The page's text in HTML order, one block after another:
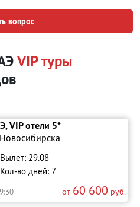
вопрос
VIP туры
VIP отели 5*
Вылет: 29.08
Кол-во дней: 7
от 60 600 руб.